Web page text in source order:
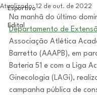
Esportivo
Edital
Atualizado:12 de out. de 2022
Na manhã do último
Departamento de
Associação Atlética
Barretto (AAAPB), em
Bateria 51 e com a Liga
Ginecologia (LAGi),
campanha pública de